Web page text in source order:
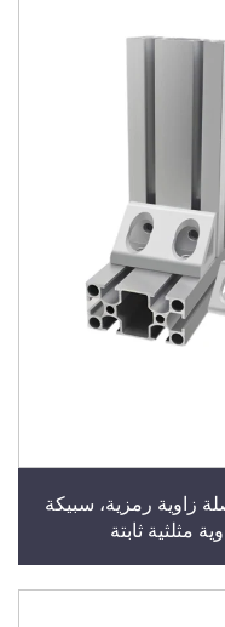
درجة مع وصلة زاوية رمزية، سبيكة